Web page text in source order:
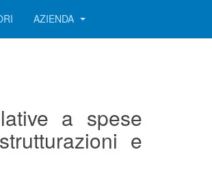
AZIENDA
a spese
e